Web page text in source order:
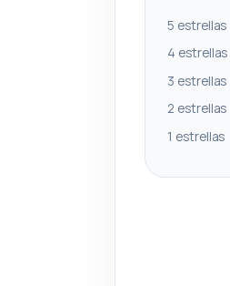
5 estrellas
4 estrellas
3 estrellas
2 estrellas
1 estrellas